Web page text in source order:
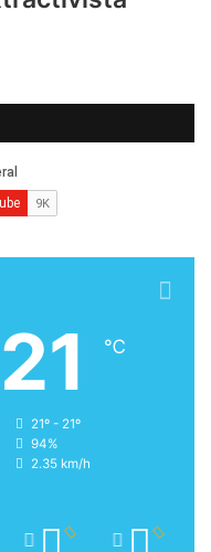
21 ℃
21º - 21º
94%
2.35 km/h